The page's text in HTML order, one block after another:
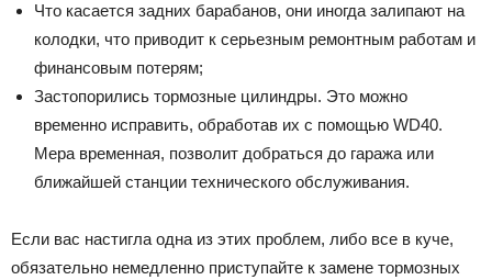
Что касается задних барабанов, они иногда залипают на
колодки, что приводит к серьезным ремонтным работам и
финансовым потерям;
Застопорились тормозные цилиндры. Это можно
временно исправить, обработав их с помощью WD40.
Мера временная, позволит добраться до гаража или
ближайшей станции технического обслуживания.
Если вас настигла одна из этих проблем, либо все в куче,
обязательно немедленно приступайте к замене тормозных